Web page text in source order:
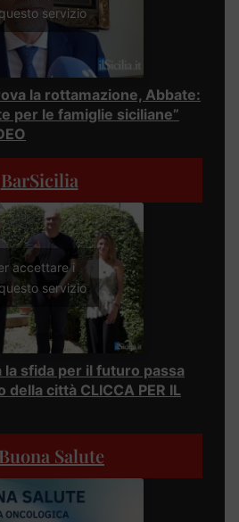
servizio
la rottamazione, Abbate:
per le famiglie siciliane”
BarSicilia
accettare i
servizio
la sfida per il futuro passa
città CLICCA PER IL
Salute